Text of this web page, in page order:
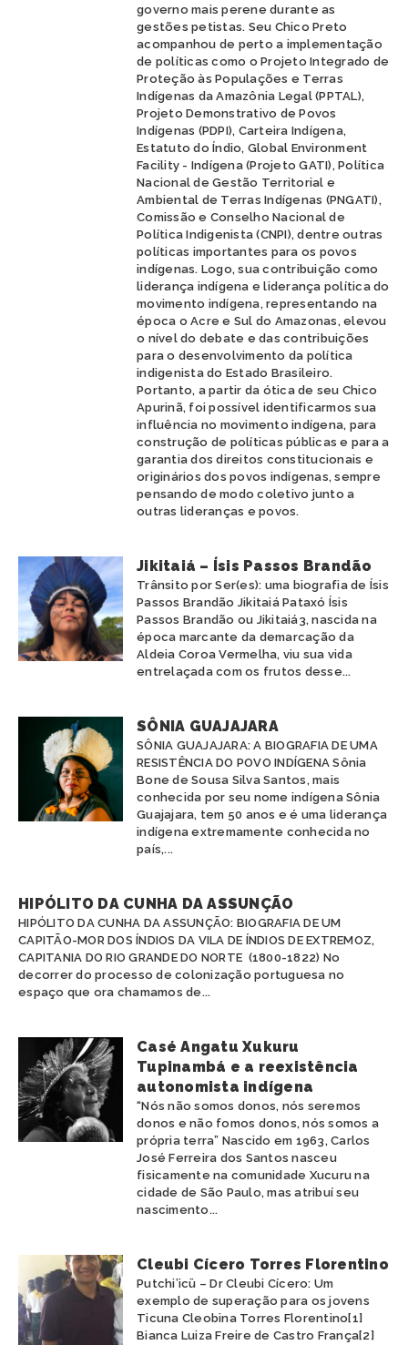
governo mais perene durante as
gestões petistas. Seu Chico Preto
acompanhou de perto a implementação
de políticas como o Projeto Integrado de
Proteção às Populações e Terras
Indígenas da Amazônia Legal (PPTAL),
Projeto Demonstrativo de Povos
Indígenas (PDPI), Carteira Indígena,
Estatuto do Índio, Global Environment
Facility - Indígena (Projeto GATI), Política
Nacional de Gestão Territorial e
Ambiental de Terras Indígenas (PNGATI),
Comissão e Conselho Nacional de
Política Indigenista (CNPI), dentre outras
políticas importantes para os povos
indígenas. Logo, sua contribuição como
liderança indígena e liderança política do
movimento indígena, representando na
época o Acre e Sul do Amazonas, elevou
o nível do debate e das contribuições
para o desenvolvimento da política
indigenista do Estado Brasileiro.
Portanto, a partir da ótica de seu Chico
Apurinã, foi possível identificarmos sua
influência no movimento indígena, para
construção de políticas públicas e para a
garantia dos direitos constitucionais e
originários dos povos indígenas, sempre
pensando de modo coletivo junto a
outras lideranças e povos.
Jikitaiá – Ísis Passos Brandão
Trânsito por Ser(es): uma biografia de Ísis
Passos Brandão Jikitaiá Pataxó Ísis
Passos Brandão ou Jikitaiá3, nascida na
época marcante da demarcação da
Aldeia Coroa Vermelha, viu sua vida
entrelaçada com os frutos desse...
SÔNIA GUAJAJARA
SÔNIA GUAJAJARA: A BIOGRAFIA DE UMA
RESISTÊNCIA DO POVO INDÍGENA Sônia
Bone de Sousa Silva Santos, mais
conhecida por seu nome indígena Sônia
Guajajara, tem 50 anos e é uma liderança
indígena extremamente conhecida no
país,...
HIPÓLITO DA CUNHA DA ASSUNÇÃO
HIPÓLITO DA CUNHA DA ASSUNÇÃO: BIOGRAFIA DE UM
CAPITÃO-MOR DOS ÍNDIOS DA VILA DE ÍNDIOS DE EXTREMOZ,
CAPITANIA DO RIO GRANDE DO NORTE (1800-1822) No
decorrer do processo de colonização portuguesa no
espaço que ora chamamos de...
Casé Angatu Xukuru
Tupinambá e a reexistência
autonomista indígena
“Nós não somos donos, nós seremos
donos e não fomos donos, nós somos a
própria terra” Nascido em 1963, Carlos
José Ferreira dos Santos nasceu
fisicamente na comunidade Xucuru na
cidade de São Paulo, mas atribuí seu
nascimento...
Cleubi Cícero Torres Florentino
Putchi’icü – Dr Cleubi Cícero: Um
exemplo de superação para os jovens
Ticuna Cleobina Torres Florentino[1]
Bianca Luiza Freire de Castro França[2]